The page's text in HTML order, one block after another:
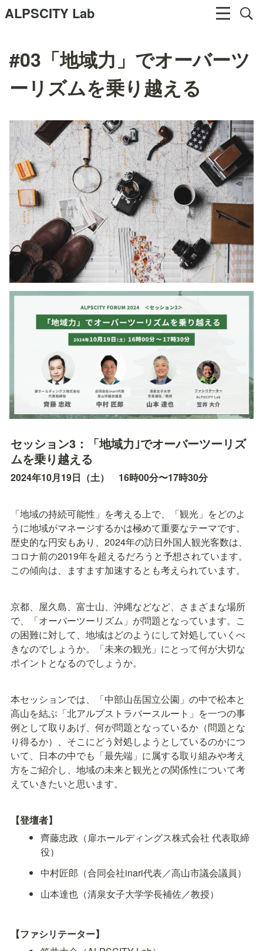
ALPSCITY Lab
#03「地域力」でオーバーツ
ーリズムを乗り越える
セッション3：「地域力｣でオーバーツーリズ
ムを乗り越える
2024年10月19日（土）　16時00分〜17時30分
「地域の持続可能性」を考える上で、「観光」をどのよ
うに地域がマネージするかは極めて重要なテーマです。
歴史的な円安もあり、2024年の訪日外国人観光客数は、
コロナ前の2019年を超えるだろうと予想されています。
この傾向は、ますます加速するとも考えられています。
京都、屋久島、富士山、沖縄などなど、さまざまな場所
で、「オーバーツーリズム」が問題となっています。こ
の困難に対して、地域はどのようにして対処していくべ
きなのでしょうか。「未来の観光」にとって何が大切な
ポイントとなるのでしょうか。
本セッションでは、「中部山岳国立公園」の中で松本と
高山を結ぶ「北アルプストラバースルート」を一つの事
例として取りあげ、何が問題となっているか（問題とな
り得るか）、そこにどう対処しようとしているのかにつ
いて、日本の中でも「最先端」に属する取り組みや考え
方をご紹介し、地域の未来と観光との関係性について考
えていきたいと思います。
【登壇者】
齊藤忠政（扉ホールディングス株式会社 代表取締
役）
中村匠郎（合同会社inari代表／高山市議会議員）
山本達也（清泉女子大学学長補佐／教授）
【ファシリテーター】